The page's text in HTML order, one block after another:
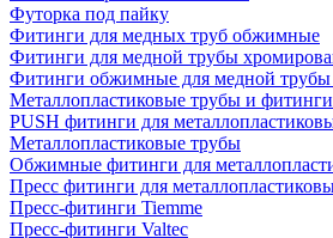
Футорка под пайку
Фитинги для медных труб обжимные
Фитинги для медной трубы
Фитинги обжимные для медной трубы
Металлопластиковые трубы и
PUSH фитинги для
Металлопластиковые трубы
Обжимные фитинги для
Пресс фитинги для
Пресс-фитинги Tiemme
Пресс-фитинги Valtec